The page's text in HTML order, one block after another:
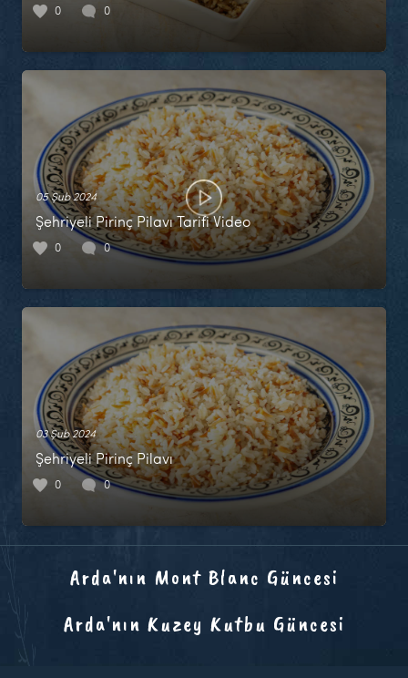
0 0
05 Şub 2024
Şehriyeli Pirinç Pilavı Tarifi Video
0 0
03 Şub 2024
Şehriyeli Pirinç Pilavı
0 0
Arda'nın Mont Blanc Güncesi
Arda'nın Kuzey Kutbu Güncesi